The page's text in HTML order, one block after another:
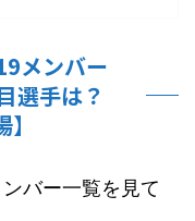
メンバー
選手は？
バー一覧を見て